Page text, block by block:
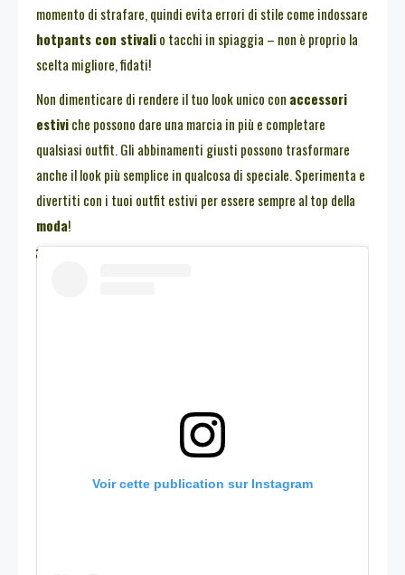
momento di strafare, quindi evita errori di stile come indossare
hotpants con stivalio tacchi in spiaggia – non è proprio la
scelta migliore, fidati!
Non dimenticare di rendere il tuo look unico con accessori
estiviche possono dare una marcia in più e completare
qualsiasi outfit. Gli abbinamenti giusti possono trasformare
anche il look più semplice in qualcosa di speciale. Sperimenta e
divertiti con i tuoi outfit estivi per essere sempre al top della
moda!
Voir cette publication sur Instagram